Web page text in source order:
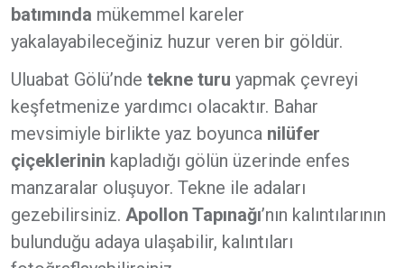
batımında mükemmel kareler
yakalayabileceğiniz huzur veren bir göldür.
Uluabat Gölü’nde tekne turu yapmak çevreyi
keşfetmenize yardımcı olacaktır. Bahar
mevsimiyle birlikte yaz boyunca nilüfer
çiçeklerinin kapladığı gölün üzerinde enfes
manzaralar oluşuyor. Tekne ile adaları
gezebilirsiniz. Apollon Tapınağı’nın kalıntılarının
bulunduğu adaya ulaşabilir, kalıntıları